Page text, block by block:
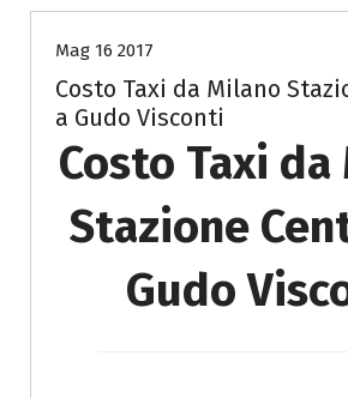
Mag 16 2017
Costo Taxi da Milano
a Gudo Visconti
Costo Taxi
Stazione
Gudo